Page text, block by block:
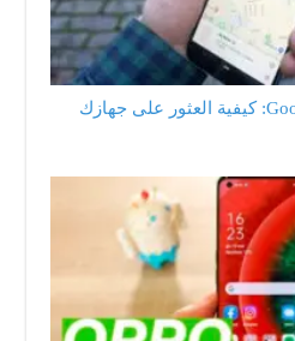
العثور على جهازي من Google: كيفية العثور على جهازك